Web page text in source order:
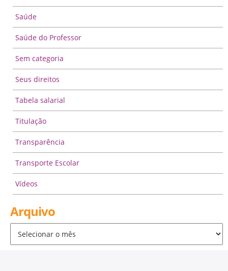
Saúde
Saúde do Professor
Sem categoria
Seus direitos
Tabela salarial
Titulação
Transparência
Transporte Escolar
Vídeos
Arquivo